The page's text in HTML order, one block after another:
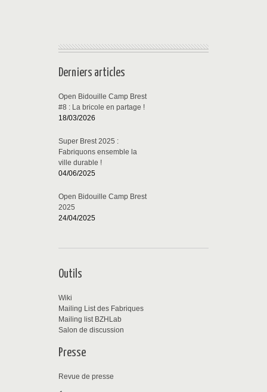
Derniers articles
Open Bidouille Camp Brest
#8 : La bricole en partage !
18/03/2026
Super Brest 2025 :
Fabriquons ensemble la
ville durable !
04/06/2025
Open Bidouille Camp Brest
2025
24/04/2025
Outils
Wiki
Mailing List des Fabriques
Mailing list BZHLab
Salon de discussion
Presse
Revue de presse